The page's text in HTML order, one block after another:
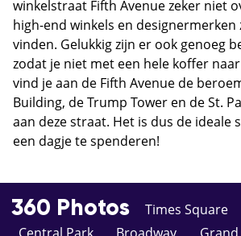
winkelstraat Fifth Avenue zeker niet
high-end winkels en designermerken
vinden. Gelukkig zijn er ook genoeg
zodat je niet met een hele koffer
vind je aan de Fifth Avenue de
Building, de Trump Tower en de St.
aan deze straat. Het is dus de ideale
een dagje te spenderen!
360 Photos Times Square